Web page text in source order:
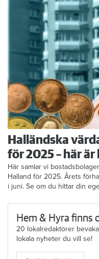
Halländska
för 2025 – här är
Här samlar vi
Halland för 2025. Årets
i juni. Se om du hittar din
Hem & Hyra finns
20 lokalredaktörer
lokala nyheter du vill se!